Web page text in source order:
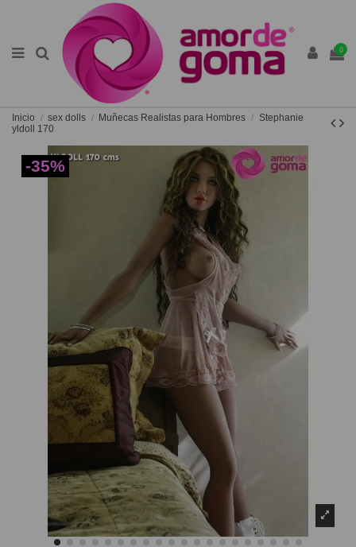
0
Inicio sex dolls Muñecas Realistas para Hombres
Stephanie
yldoll 170
-35%